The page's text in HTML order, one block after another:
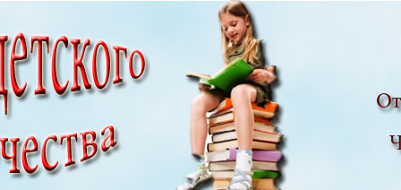
Детский мир